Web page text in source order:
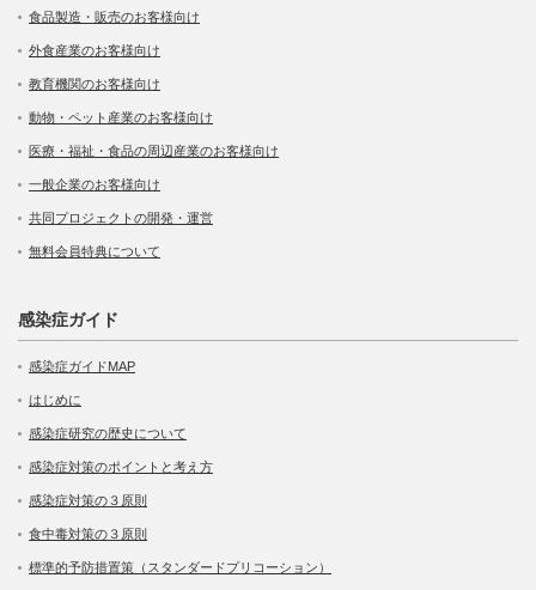
食品製造・販売のお客様向け
外食産業のお客様向け
教育機関のお客様向け
動物・ペット産業のお客様向け
医療・福祉・食品の周辺産業のお客様向け
一般企業のお客様向け
共同プロジェクトの開発・運営
無料会員特典について
感染症ガイド
感染症ガイドMAP
はじめに
感染症研究の歴史について
感染症対策のポイントと考え方
感染症対策の３原則
食中毒対策の３原則
標準的予防措置策（スタンダードプリコーション）